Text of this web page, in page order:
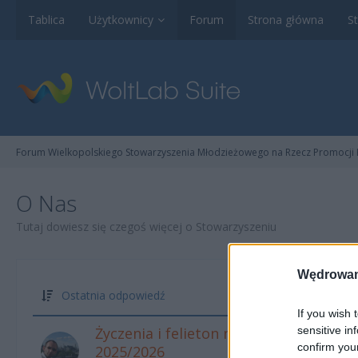
If you wish
sensitive
confirm
Tablica Użytkownicy Forum Strona główna
Forum Wielkopolskiego Stowarzyszenia Młodzieżowego na Rzecz
O Nas
Tutaj dowiesz się czegoś więcej o Stowarzyszeniu
Ostatnia odpowiedź
Życzenia i felieton noworoczny
2025/2026